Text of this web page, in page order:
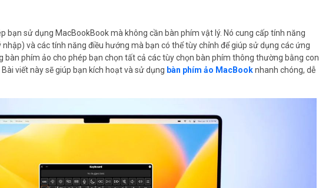
bạn sử dụng MacBookBook mà không cần bàn phím vật lý. Nó cung cấp tính năng
và các tính năng điều hướng mà bạn có thể tùy chỉnh để giúp sử dụng các ứng
bàn phím ảo cho phép bạn chọn tất cả các tùy chọn bàn phím thông thường bằng con
viết này sẽ giúp bạn kích hoạt và sử dụng bàn phím ảo MacBooknhanh chóng, dễ